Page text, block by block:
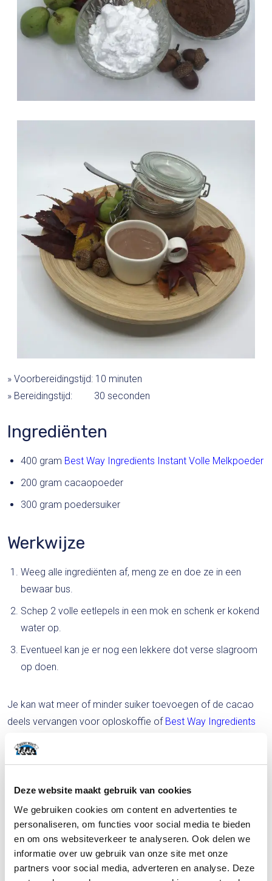
Deze website maakt gebruik van cookies
We gebruiken cookies om content en advertenties te
personaliseren, om functies voor social media te bieden
en om ons websiteverkeer te analyseren. Ook delen we
informatie over uw gebruik van onze site met onze
partners voor social media, adverteren en analyse. Deze
» Voorbereidingstijd: 10 minuten
» Bereidingstijd: 30 seconden
Ingrediënten
400 gram Best Way Ingredients Instant Volle Melkpoeder
200 gram cacaopoeder
300 gram poedersuiker
Werkwijze
Weeg alle ingrediënten af, meng ze en doe ze in een
bewaar bus.
Schep 2 volle eetlepels in een mok en schenk er kokend
water op.
Eventueel kan je er nog een lekkere dot verse slagroom
op doen.
Je kan wat meer of minder suiker toevoegen of de cacao
deels vervangen voor oploskoffie of Best Way Ingredients
Ingredients Instant Volle Melkpoeder.
Varieer naar smaak.
Bekijk, als alternatief, ook eens ons receptFrisse Proteine
Start Cafeine, voor uw dagelijkse portie eiwit.
Geniet ervan!